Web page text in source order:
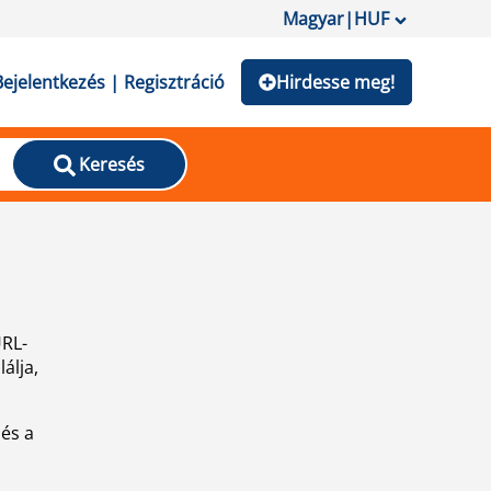
Magyar|HUF
| Regisztráció Hirdesse meg!
Keresés
a